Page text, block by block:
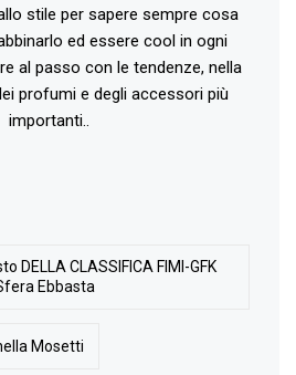
stile per sapere sempre cosa
ed essere cool in ogni
al passo con le tendenze, nella
profumi e degli accessori più
importanti..
DELLA CLASSIFICA FIMI-GFK
Ebbasta
Mosetti